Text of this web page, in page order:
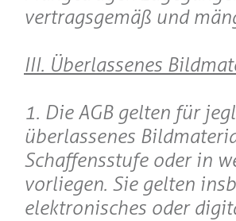
vertragsgemäß und
III. Überlassenes
1. Die AGB gelten für
überlassenes
Schaffensstufe oder in
vorliegen. Sie gelten
elektronisches oder